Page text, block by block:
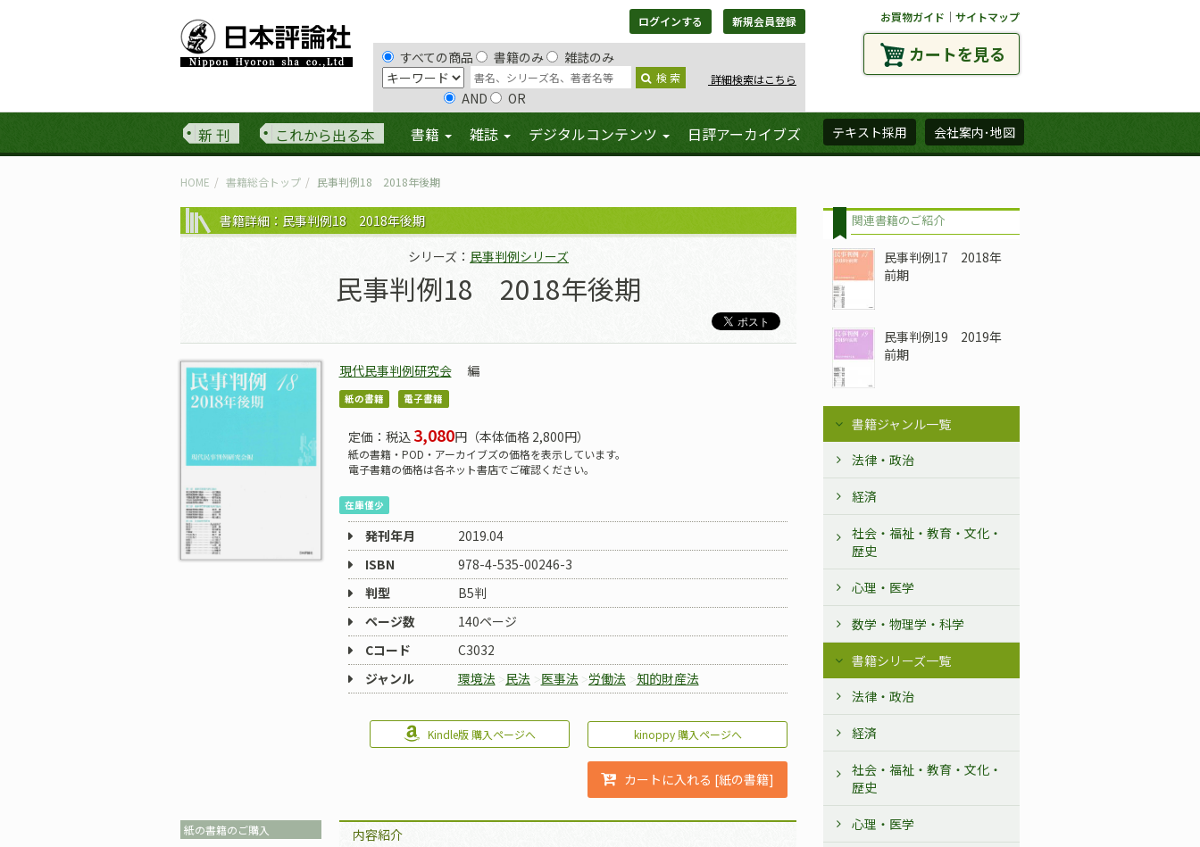
ログインする 新規会員登録
すべての商品 書籍のみ 雑誌のみ
検 索 詳細検索はこちら
AND OR
お買物ガイド ｜ サイトマップ
カートを見る
新 刊 これから出る本 書籍 雑誌 デジタルコンテンツ 日評アーカイブズ テキスト採用 会社案内･地図
HOME 書籍総合トップ 民事判例18 2018年後期
書籍詳細：民事判例18 2018年後期
シリーズ： 民事判例シリーズ
民事判例18 2018年後期
現代民事判例研究会 編
紙の書籍 電子書籍
定価：税込 3,080円（本体価格 2,800円）
紙の書籍・POD・アーカイブズの価格を表示しています。
電子書籍の価格は各ネット書店でご確認ください。
在庫僅少
発刊年月
2019.04
ISBN
978-4-535-00246-3
判型
B5判
ページ数
140ページ
Cコード
C3032
ジャンル
環境法 民法 医事法 労働法 知的財産法
Kindle版 購入ページへ kinoppy 購入ページへ
カートに入れる [紙の書籍]
紙の書籍のご購入
内容紹介
関連書籍のご紹介
民事判例17 2018年
前期
民事判例19 2019年
前期
書籍ジャンル一覧
法律・政治
経済
社会・福祉・教育・文化・
歴史
心理・医学
数学・物理学・科学
書籍シリーズ一覧
法律・政治
経済
社会・福祉・教育・文化・
歴史
心理・医学